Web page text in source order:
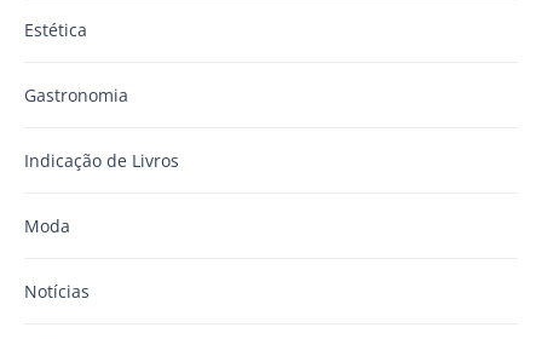
Estética
Gastronomia
Indicação de Livros
Moda
Notícias